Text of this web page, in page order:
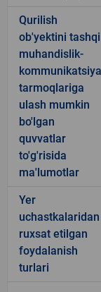
Qurilish
ob'yektini tashqi
muhandislik-
kommunikatsiya
tarmoqlariga
ulash mumkin
bo'lgan
quvvatlar
to'g'risida
ma'lumotlar
Yer
uchastkalaridan
ruxsat etilgan
foydalanish
turlari